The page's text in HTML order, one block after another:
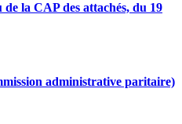
la CAP des attachés, du 19
administrative paritaire)